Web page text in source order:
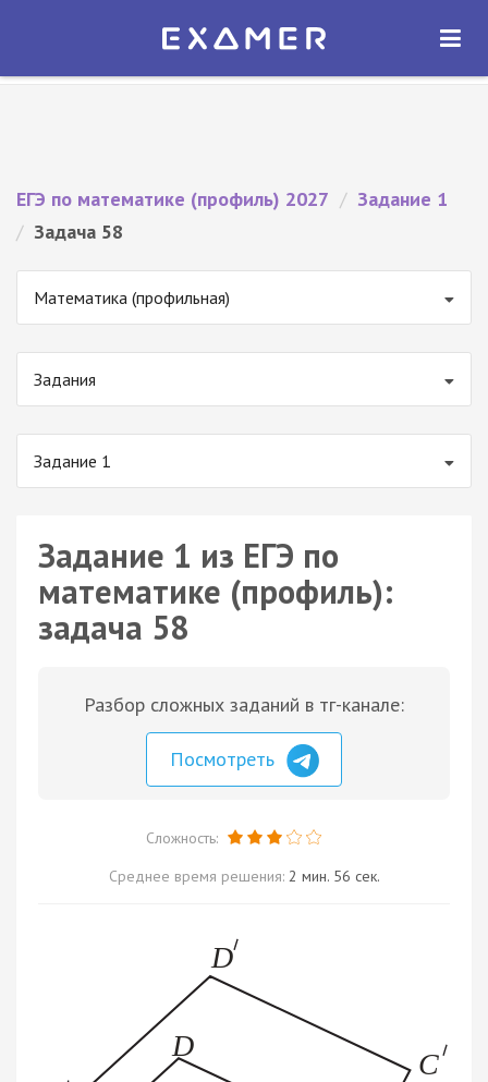
Экзамер — ЕГЭ 2027
ОТКРЫТЬ
ЕГЭ по математике (профиль) 2027 / Задание 1
/ Задача 58
Математика (профильная)
Задания
Задание 1
Задание 1 из ЕГЭ по
математике (профиль):
задача 58
Разбор сложных заданий в тг-канале:
Посмотреть
Сложность:
Среднее время решения: 2 мин. 56 сек.